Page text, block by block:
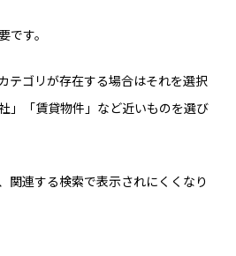
です。
テゴリが存在する場合はそれを選択
」「賃貸物件」など近いものを選び
関連する検索で表示されにくくなり